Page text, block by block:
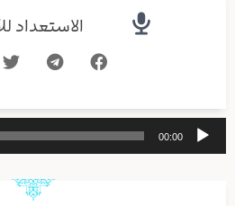
الاستعداد
مشغل
الصوت
00:00